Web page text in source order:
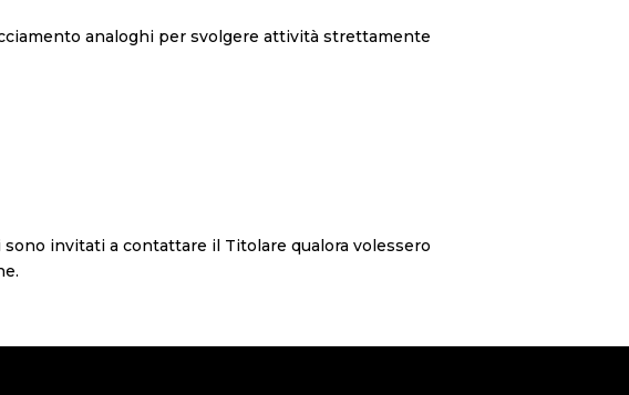
analoghi per svolgere attività strettamente
invitati a contattare il Titolare qualora volessero